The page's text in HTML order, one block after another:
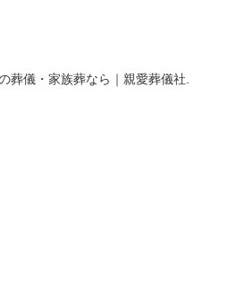
葬儀・家族葬なら｜親愛葬儀社.